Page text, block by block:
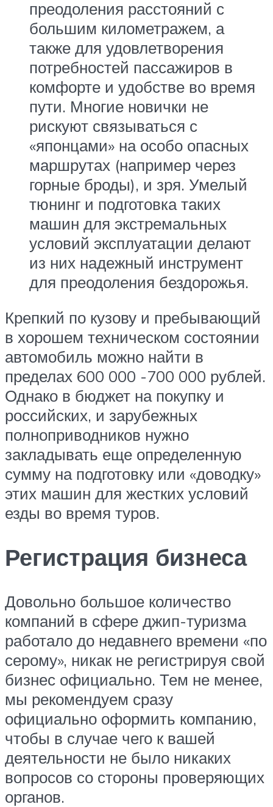
преодоления расстояний с
большим километражем, а
также для удовлетворения
потребностей пассажиров в
комфорте и удобстве во время
пути. Многие новички не
рискуют связываться с
«японцами» на особо опасных
маршрутах (например через
горные броды), и зря. Умелый
тюнинг и подготовка таких
машин для экстремальных
условий эксплуатации делают
из них надежный инструмент
для преодоления бездорожья.
Крепкий по кузову и пребывающий
в хорошем техническом состоянии
автомобиль можно найти в
пределах 600 000 -700 000 рублей.
Однако в бюджет на покупку и
российских, и зарубежных
полноприводников нужно
закладывать еще определенную
сумму на подготовку или «доводку»
этих машин для жестких условий
езды во время туров.
Регистрация бизнеса
Довольно большое количество
компаний в сфере джип-туризма
работало до недавнего времени «по
серому», никак не регистрируя свой
бизнес официально. Тем не менее,
мы рекомендуем сразу
официально оформить компанию,
чтобы в случае чего к вашей
деятельности не было никаких
вопросов со стороны проверяющих
органов.